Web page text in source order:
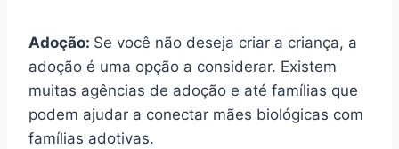
Adoção: Se você não deseja criar a criança, a
adoção é uma opção a considerar. Existem
muitas agências de adoção e até famílias que
podem ajudar a conectar mães biológicas com
famílias adotivas.